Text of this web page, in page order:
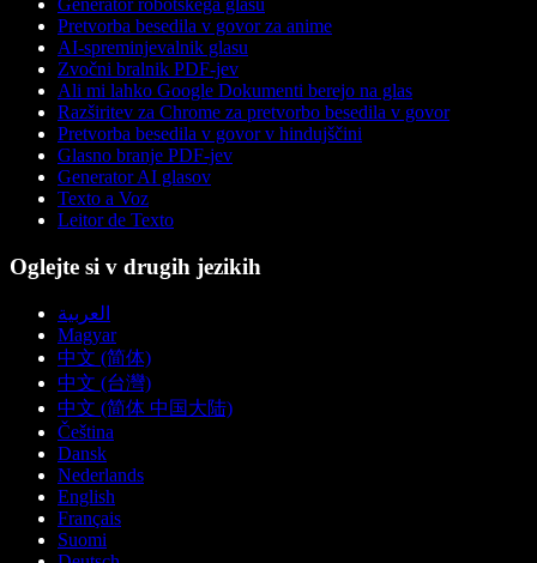
Generator robotskega glasu
Pretvorba besedila v govor za anime
AI-spreminjevalnik glasu
Zvočni bralnik PDF-jev
Ali mi lahko Google Dokumenti berejo na glas
Razširitev za Chrome za pretvorbo besedila v govor
Pretvorba besedila v govor v hindujščini
Glasno branje PDF-jev
Generator AI glasov
Texto a Voz
Leitor de Texto
Oglejte si v drugih jezikih
العربية
Magyar
中文 (简体)
中文 (台灣)
中文 (简体 中国大陆)
Čeština
Dansk
Nederlands
English
Français
Suomi